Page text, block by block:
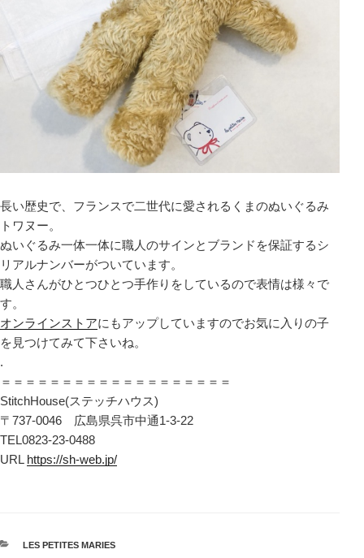
長い歴史で、フランスで二世代に愛されるくまのぬいぐるみ
トワヌー。
ぬいぐるみ一体一体に職人のサインとブランドを保証するシ
リアルナンバーがついています。
職人さんがひとつひとつ手作りをしているので表情は様々で
す。
オンラインストアにもアップしていますのでお気に入りの子
を見つけてみて下さいね。
.
＝＝＝＝＝＝＝＝＝＝＝＝＝＝＝＝＝＝＝
StitchHouse(ステッチハウス)
〒737-0046 広島県呉市中通1-3-22
TEL0823-23-0488
URL https://sh-web.jp/
カ
LES PETITES MARIES